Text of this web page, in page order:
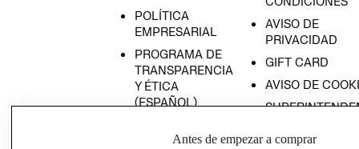
POLÍTICA
EMPRESARIAL
PROGRAMA DE
TRANSPARENCIA
Y ÉTICA
(ESPAÑOL)
TRANSPARENCIA
AVISO DE
PRIVACIDAD
GIFT CARD
AVISO DE
COMERCIO - SIC
Antes de empezar a comprar